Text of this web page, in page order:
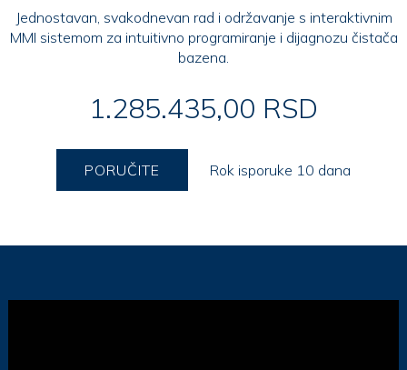
Jednostavan, svakodnevan rad i održavanje s interaktivnim
MMI sistemom za intuitivno programiranje i dijagnozu čistača
bazena.
1.285.435,00 RSD
PORUČITE Rok isporuke 10 dana